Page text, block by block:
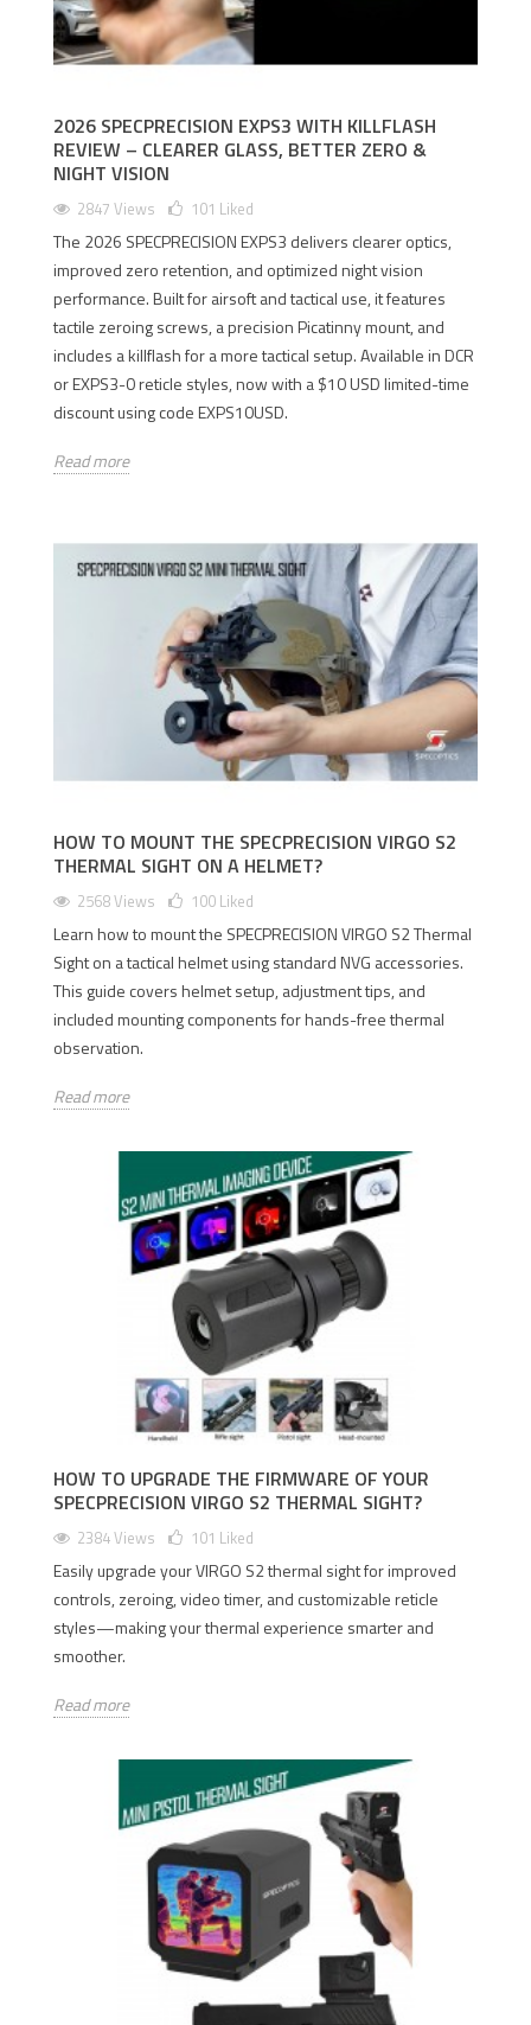
2026 SPECPRECISION EXPS3 WITH KILLFLASH
REVIEW – CLEARER GLASS, BETTER ZERO &
NIGHT VISION
2847 Views 101 Liked
The 2026 SPECPRECISION EXPS3 delivers clearer optics,
improved zero retention, and optimized night vision
performance. Built for airsoft and tactical use, it features
tactile zeroing screws, a precision Picatinny mount, and
includes a killflash for a more tactical setup. Available in DCR
or EXPS3-0 reticle styles, now with a $10 USD limited-time
discount using code EXPS10USD.
Read more
HOW TO MOUNT THE SPECPRECISION VIRGO S2
THERMAL SIGHT ON A HELMET?
2568 Views 100 Liked
Learn how to mount the SPECPRECISION VIRGO S2 Thermal
Sight on a tactical helmet using standard NVG accessories.
This guide covers helmet setup, adjustment tips, and
included mounting components for hands-free thermal
observation.
Read more
HOW TO UPGRADE THE FIRMWARE OF YOUR
SPECPRECISION VIRGO S2 THERMAL SIGHT?
2384 Views 101 Liked
Easily upgrade your VIRGO S2 thermal sight for improved
controls, zeroing, video timer, and customizable reticle
styles—making your thermal experience smarter and
smoother.
Read more